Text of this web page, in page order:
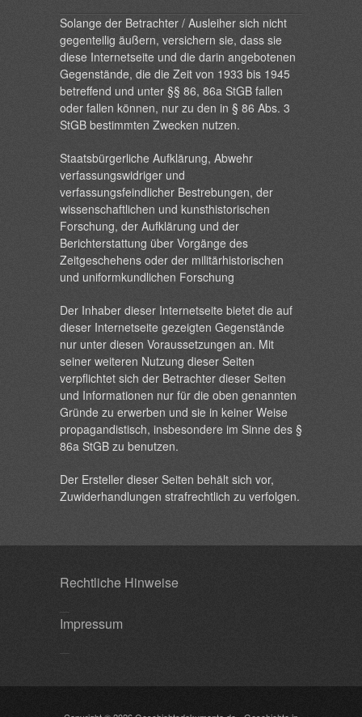
Solange der Betrachter / Ausleiher sich nicht
gegenteilig äußern, versichern sie, dass sie
diese Internetseite und die darin angebotenen
Gegenstände, die die Zeit von 1933 bis 1945
betreffend und unter §§ 86, 86a StGB fallen
oder fallen können, nur zu den in § 86 Abs. 3
StGB bestimmten Zwecken nutzen.
Staatsbürgerliche Aufklärung, Abwehr
verfassungswidriger und
verfassungsfeindlicher Bestrebungen, der
wissenschaftlichen und kunsthistorischen
Forschung, der Aufklärung und der
Berichterstattung über Vorgänge des
Zeitgeschehens oder der militärhistorischen
und uniformkundlichen Forschung
Der Inhaber dieser Internetseite bietet die auf
dieser Internetseite gezeigten Gegenstände
nur unter diesen Voraussetzungen an. Mit
seiner weiteren Nutzung dieser Seiten
verpflichtet sich der Betrachter dieser Seiten
und Informationen nur für die oben genannten
Gründe zu erwerben und sie in keiner Weise
propagandistisch, insbesondere im Sinne des §
86a StGB zu benutzen.
Der Ersteller dieser Seiten behält sich vor,
Zuwiderhandlungen strafrechtlich zu verfolgen.
Rechtliche Hinweise
Impressum